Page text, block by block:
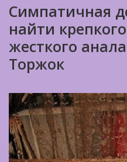
Симпатичная
найти
жесткого
Торжок